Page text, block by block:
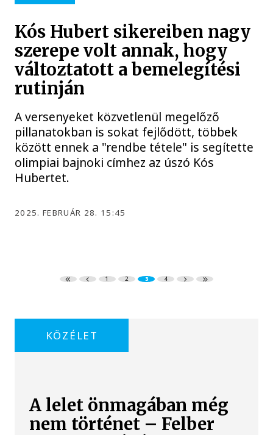
Kós Hubert sikereiben nagy
szerepe volt annak, hogy
változtatott a bemelegítési
rutinján
A versenyeket közvetlenül megelőző
pillanatokban is sokat fejlődött, többek
között ennek a "rendbe tétele" is segítette
olimpiai bajnoki címhez az úszó Kós
Hubertet.
2025. FEBRUÁR 28. 15:45
1 2 3 4
KÖZÉLET
A lelet önmagában még
nem történet – Felber